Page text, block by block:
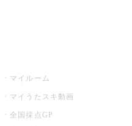
マイルーム
マイうたスキ動画
全国採点GP